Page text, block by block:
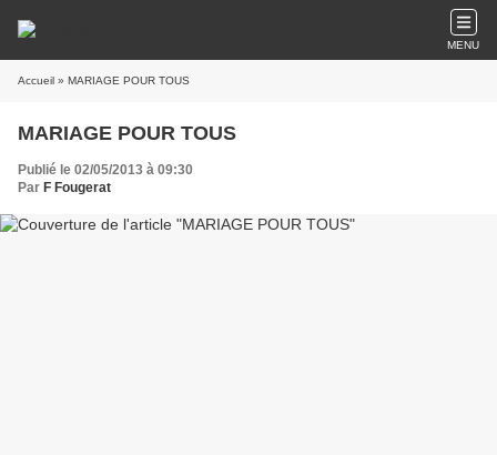
MENU
Accueil » MARIAGE POUR TOUS
MARIAGE POUR TOUS
Publié le 02/05/2013 à 09:30
Par F Fougerat